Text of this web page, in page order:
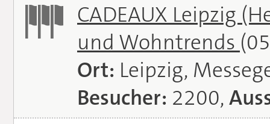
CADEAUX Leipzig
und Wohntrends
Ort: Leipzig,
Besucher: 2200,